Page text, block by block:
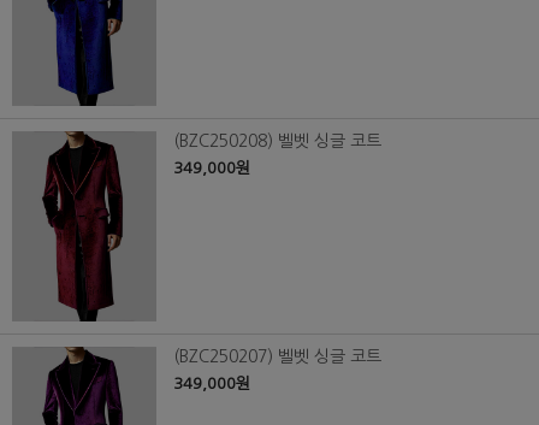
(BZC250208) 벨벳 싱글 코트
349,000원
(BZC250207) 벨벳 싱글 코트
349,000원